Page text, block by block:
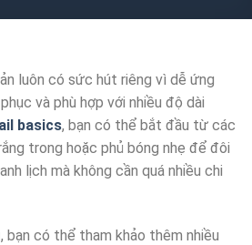
luôn có sức hút riêng vì dễ ứng
và phù hợp với nhiều độ dài
basics, bạn có thể bắt đầu từ các
trong hoặc phủ bóng nhẹ để đôi
lịch mà không cần quá nhiều chi
, bạn có thể tham khảo thêm nhiều